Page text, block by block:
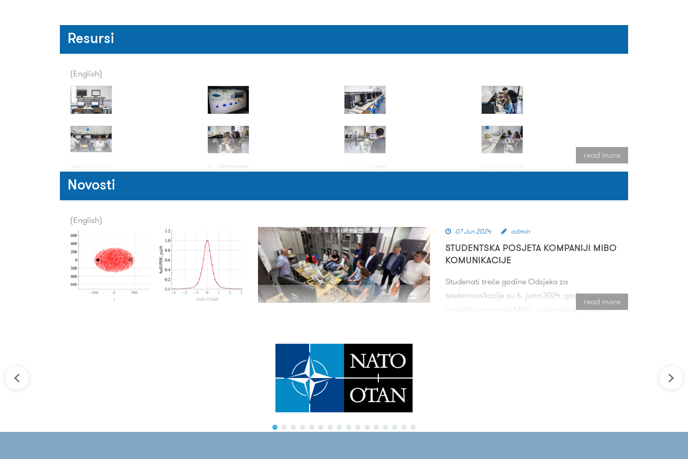
različitim laboratorijskim uređajima, provoditi mjerenja temeljnih signala u vremenskoj i frekvencijskoj domeni, obraditi rezultate mjerenja i
izvesti izvješća o specifičnim laboratorijskim vježbama.
Resursi
(English)
read more
Novosti
(English)
ODSJEKA ZA TELEKOMUNIKACIJE
Studenti treće godine Odsjeka za
telekomunikacije u sklopu nastavnih aktivnosti
na predmetu Mikrovalni komunikacijski sistemi
posjetili su BHTelecom. Više o...
Continue Reading
07 Jun 2024 admin
STUDENTSKA POSJETA KOMPANIJI MIBO
KOMUNIKACIJE
Studenati treće godine Odsjeka za
telekomunikacije su 6. juna 2024. godine
posjetili kompaniju MIBO u Sarajevu, gdje su se
read more